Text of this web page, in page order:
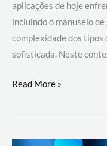
aplicações de hoje
incluindo o manuseio
complexidade dos tipos
sofisticada. Neste
Por
migrar
Read More »